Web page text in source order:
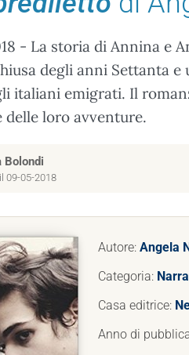
- La storia di Annina e
degli anni Settanta
italiani emigrati. Il
delle loro avventure.
Bolondi
09-05-2018
Autore: Angela
Categoria:
Casa editrice:
Anno di